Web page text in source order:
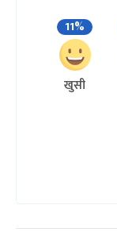
11%
खुसी